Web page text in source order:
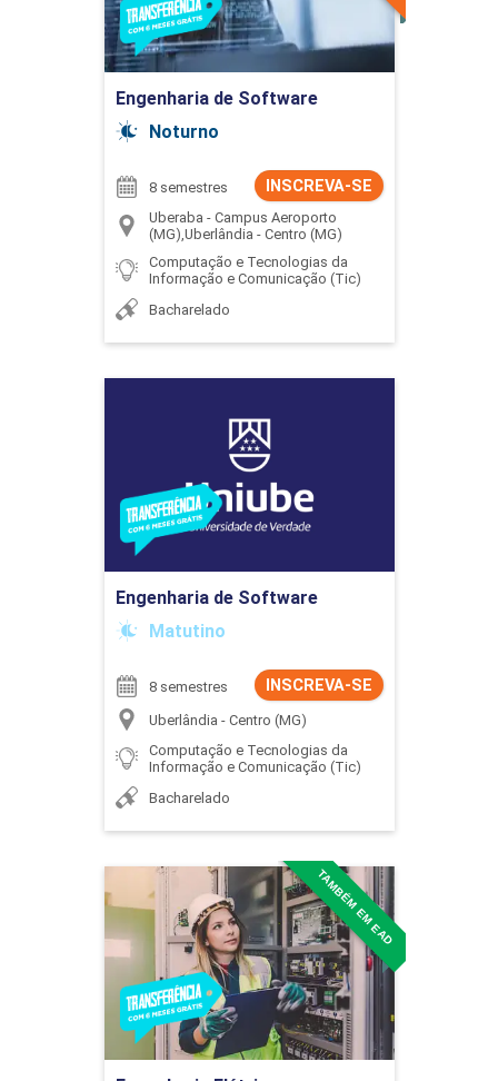
Engenharia de Software
Noturno
INSCREVA-SE
8 semestres
Uberaba - Campus Aeroporto
(MG),Uberlândia - Centro (MG)
Computação e Tecnologias da
Informação e Comunicação (Tic)
Bacharelado
Ir para Inscrição
Engenharia de Software
Matutino
INSCREVA-SE
8 semestres
Uberlândia - Centro (MG)
Computação e Tecnologias da
Informação e Comunicação (Tic)
Bacharelado
Detalhes do curso
Ir para Inscrição
TAMBÉM EM EAD
Engenharia Elétrica
Detalhes do curso
Ir para Inscrição